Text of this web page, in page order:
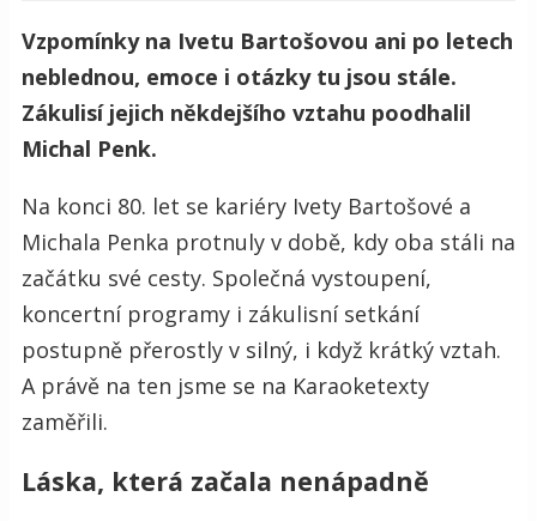
Vzpomínky na Ivetu Bartošovou ani po letech
neblednou, emoce i otázky tu jsou stále.
Zákulisí jejich někdejšího vztahu poodhalil
Michal Penk.
Na konci 80. let se kariéry Ivety Bartošové a
Michala Penka protnuly v době, kdy oba stáli na
začátku své cesty. Společná vystoupení,
koncertní programy i zákulisní setkání
postupně přerostly v silný, i když krátký vztah.
A právě na ten jsme se na Karaoketexty
zaměřili.
Láska, která začala nenápadně